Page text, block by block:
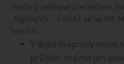
všechny zajímavé prezentace,
„highlights“, o nichž se na MS
hovořilo.
V době diagnózy nelze
průběh, máme jen